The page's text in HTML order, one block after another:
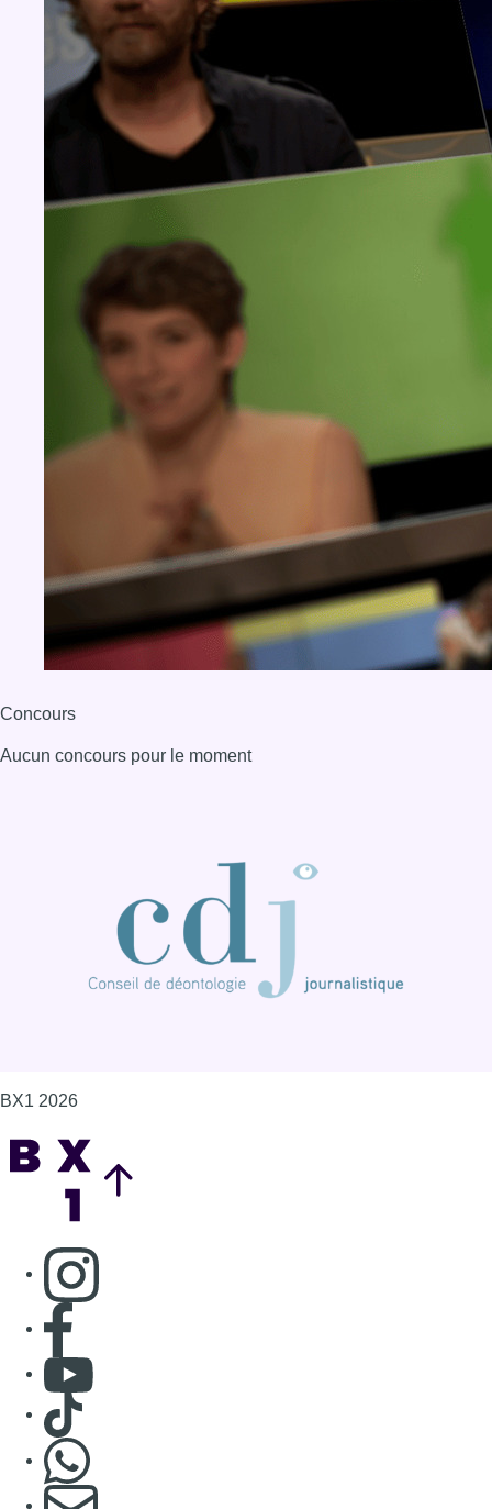
Concours
Aucun concours pour le moment
BX1 2026
Consulter page Instagram
Consulter page Facebook
Consulter Youtube
Consulter TikTok
S'abonner à notre newsletter